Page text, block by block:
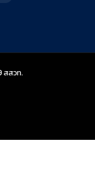
สสวท.สถาบันส่งเสริมการสอ